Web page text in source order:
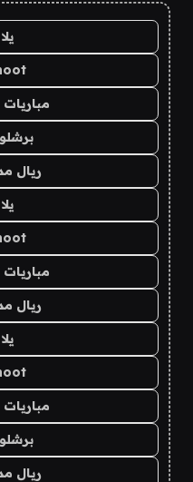
مباريات
ريال
مباريات
ريال
مباريات
ريال